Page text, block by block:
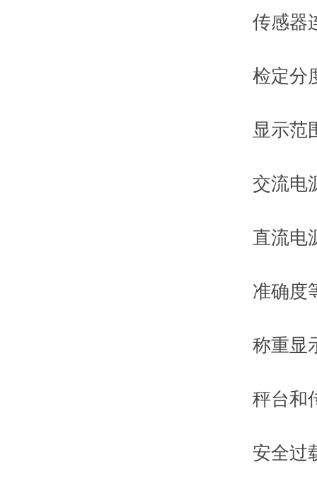
传感器连
检定分度
显示范围
交流电源
直流电源
准确度等
称重显示
秤台和传
安全过载